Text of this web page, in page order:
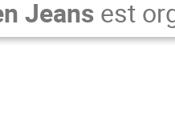
Jeans est